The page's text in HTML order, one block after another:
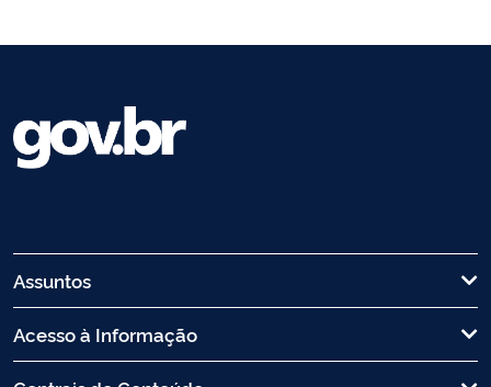
Assuntos
Acesso à Informação